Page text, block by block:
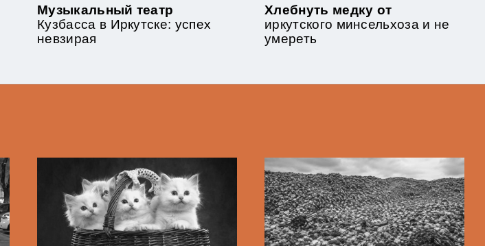
Музыкальный театр
Кузбасса в Иркутске: успех
невзирая
Хлебнуть медку от
иркутского минсельхоза и не
умереть